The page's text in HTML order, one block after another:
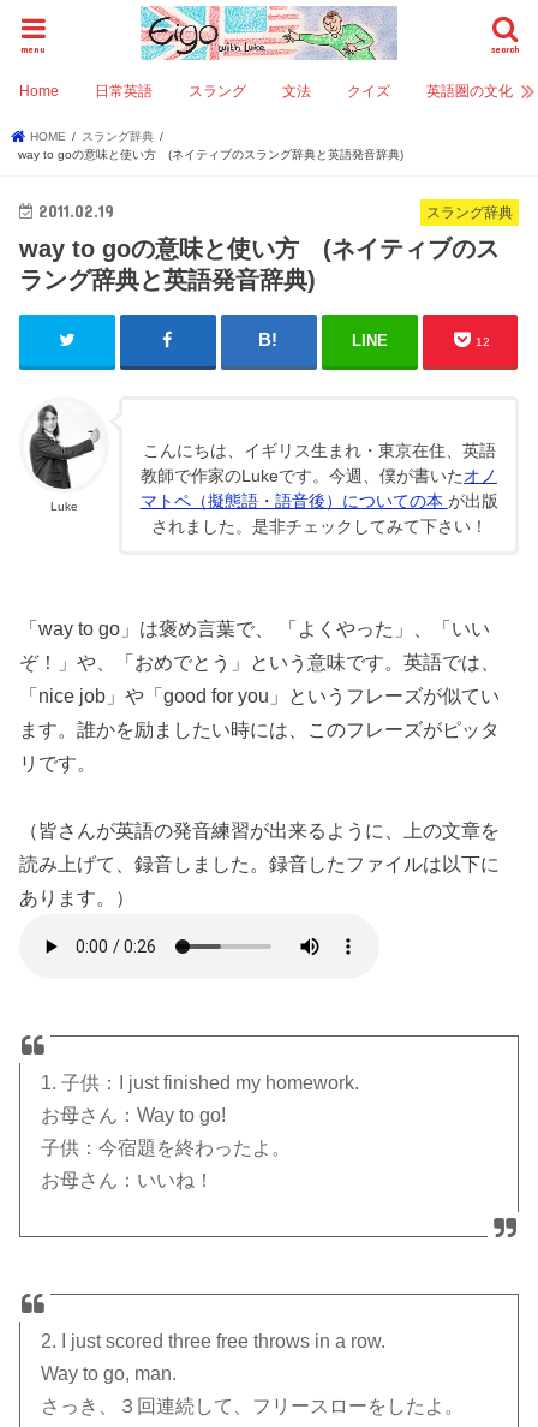
search
menu
Home 日常英語 スラング 文法 クイズ 英語圏の文化
HOME
スラング辞典
way to goの意味と使い方 (ネイティブのスラング辞典と英語発音辞典)
スラング辞典
2011.02.19
way to goの意味と使い方 (ネイティブのス
ラング辞典と英語発音辞典)
LINE 12
Luke
こんにちは、イギリス生まれ・東京在住、英語
教師で作家のLukeです。今週、僕が書いたオノ
マトペ（擬態語・語音後）についての本 が出版
されました。是非チェックしてみて下さい！
「way to go」は褒め言葉で、 「よくやった」、「いい
ぞ！」や、「おめでとう」という意味です。英語では、
「nice job」や「good for you」というフレーズが似てい
ます。誰かを励ましたい時には、このフレーズがピッタ
リです。
（皆さんが英語の発音練習が出来るように、上の文章を
読み上げて、録音しました。録音したファイルは以下に
あります。）
1. 子供：I just finished my homework.
お母さん：Way to go!
子供：今宿題を終わったよ。
お母さん：いいね！
2. I just scored three free throws in a row.
Way to go, man.
さっき、３回連続して、フリースローをしたよ。